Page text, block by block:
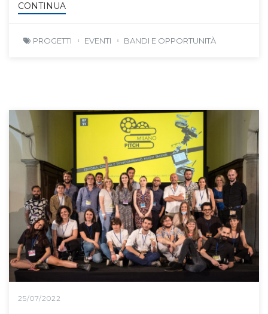
CONTINUA
PROGETTI EVENTI BANDI E OPPORTUNITÀ
25/07/2022